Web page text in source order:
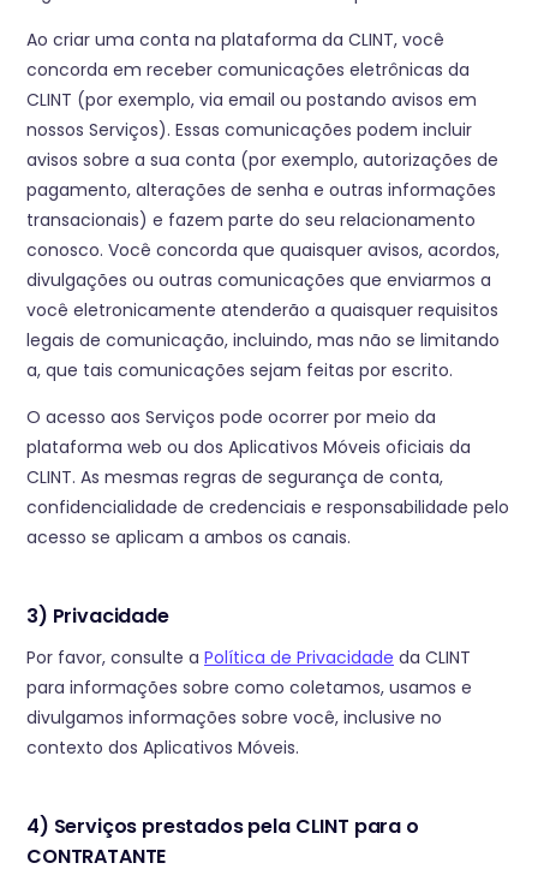
Ao criar uma conta na plataforma da CLINT, você
concorda em receber comunicações eletrônicas da
CLINT (por exemplo, via email ou postando avisos em
nossos Serviços). Essas comunicações podem incluir
avisos sobre a sua conta (por exemplo, autorizações de
pagamento, alterações de senha e outras informações
transacionais) e fazem parte do seu relacionamento
conosco. Você concorda que quaisquer avisos, acordos,
divulgações ou outras comunicações que enviarmos a
você eletronicamente atenderão a quaisquer requisitos
legais de comunicação, incluindo, mas não se limitando
a, que tais comunicações sejam feitas por escrito.
O acesso aos Serviços pode ocorrer por meio da
plataforma web ou dos Aplicativos Móveis oficiais da
CLINT. As mesmas regras de segurança de conta,
confidencialidade de credenciais e responsabilidade pelo
acesso se aplicam a ambos os canais.
3) Privacidade
Por favor, consulte a Política de Privacidade da CLINT
para informações sobre como coletamos, usamos e
divulgamos informações sobre você, inclusive no
contexto dos Aplicativos Móveis.
4) Serviços prestados pela CLINT para o
CONTRATANTE